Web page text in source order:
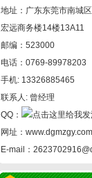
地址：广东东莞市南城
宏远商务楼14楼13A11
邮编：523000
电话：0769-89978203
手机: 13326885465
联系人: 曾经理
QQ：
网址： www.dgmzgy.com
E-mail：